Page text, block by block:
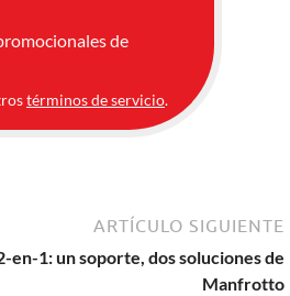
de
términos de servicio.
ARTÍCULO SIGUIENTE
en-1: un soporte, dos soluciones de
Manfrotto